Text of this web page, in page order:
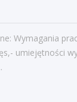
W
brakuje
Wymagania
umiejętności